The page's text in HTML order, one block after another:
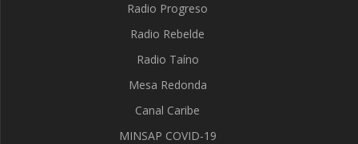
Radio Progreso
Radio Rebelde
Radio Taíno
Mesa Redonda
Canal Caribe
MINSAP COVID-19